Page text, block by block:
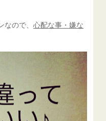
なので、心配な事・嫌な